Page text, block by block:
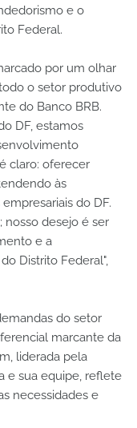
e o
Federal.
por um olhar
o setor produtivo
do Banco BRB.
DF, estamos
claro: oferecer
às
do DF.
nosso desejo é ser
e a
Distrito Federal",
do setor
marcante da
liderada pela
e sua equipe, reflete
necessidades e